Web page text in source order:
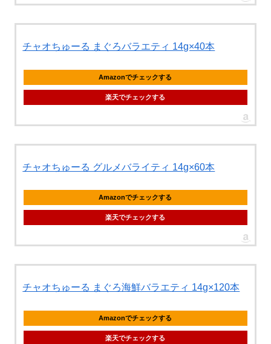
チャオちゅーる まぐろバラエティ 14g×40本
Amazonでチェックする
楽天でチェックする
チャオちゅーる グルメバライティ 14g×60本
Amazonでチェックする
楽天でチェックする
チャオちゅーる まぐろ海鮮バラエティ 14g×120本
Amazonでチェックする
楽天でチェックする